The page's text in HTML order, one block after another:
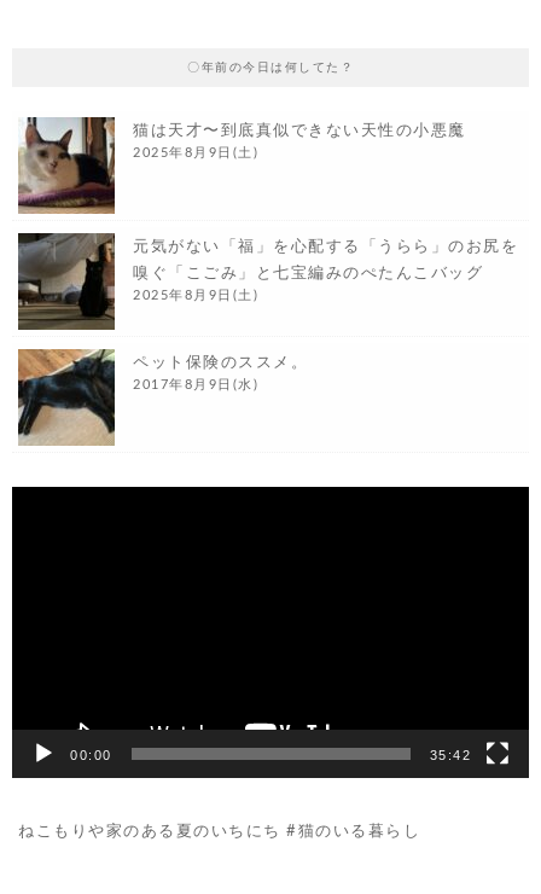
〇年前の今日は何してた？
猫は天才〜到底真似できない天性の小悪魔
2025年8月9日(土)
元気がない「福」を心配する「うらら」のお尻を
嗅ぐ「こごみ」と七宝編みのぺたんこバッグ
2025年8月9日(土)
ペット保険のススメ。
2017年8月9日(水)
00:00 35:42
ねこもりや家のある夏のいちにち #猫のいる暮らし